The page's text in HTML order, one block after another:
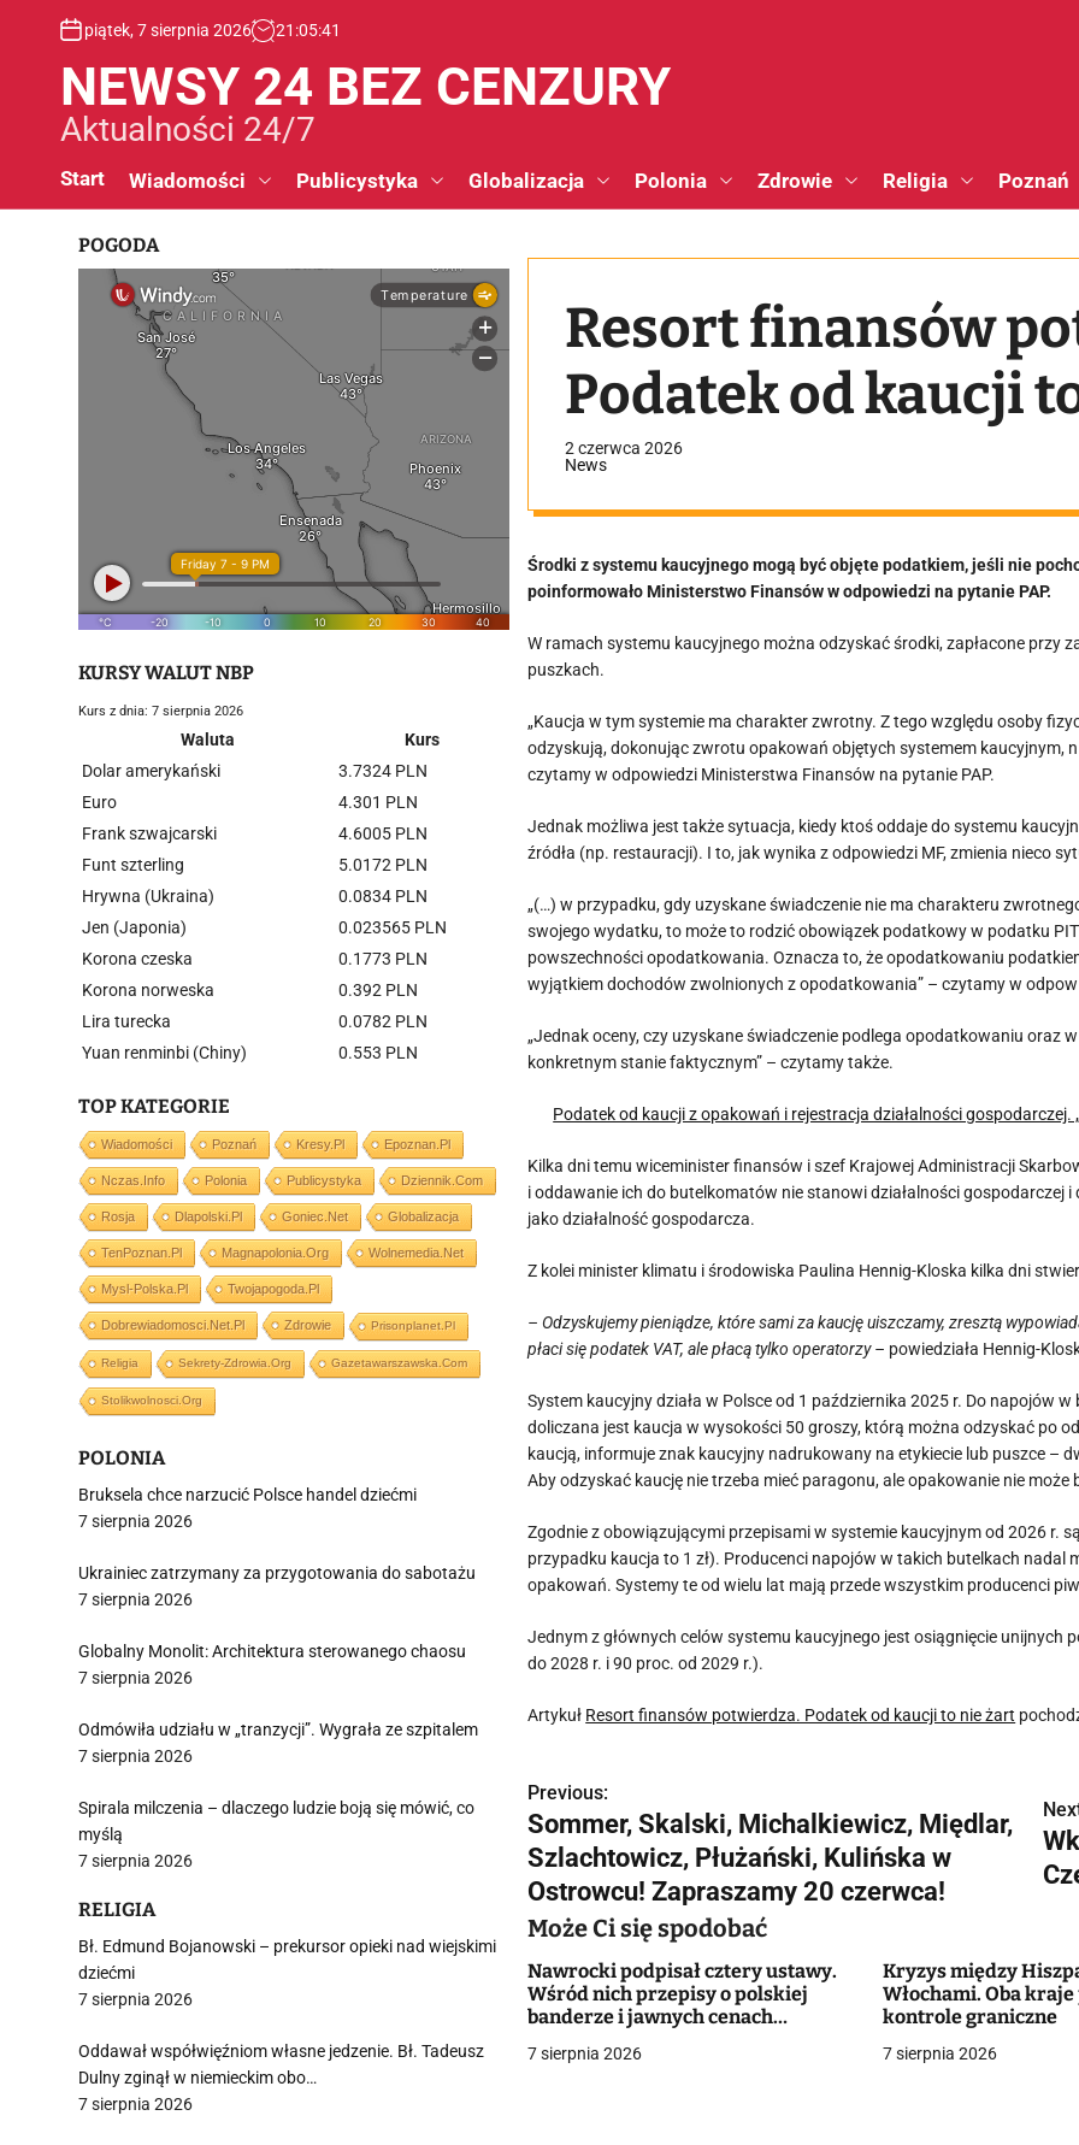
piątek, 7 sierpnia 2026 21 :05:42
NEWSY 24 BEZ CENZURY
Aktualności 24/7
Start Wiadomości Publicystyka Globalizacja Polonia Zdrowie Religia Poznań
Resort finansów
Podatek od kaucji
2 czerwca 2026
News
Środki z systemu kaucyjnego mogą być objęte podatkiem, jeśli nie
poinformowało Ministerstwo Finansów w odpowiedzi na pytanie PAP.
W ramach systemu kaucyjnego można odzyskać środki, zapłacone
puszkach.
„Kaucja w tym systemie ma charakter zwrotny. Z tego względu osoby
odzyskują, dokonując zwrotu opakowań objętych systemem kaucyjnym,
czytamy w odpowiedzi Ministerstwa Finansów na pytanie PAP.
Jednak możliwa jest także sytuacja, kiedy ktoś oddaje do systemu
źródła (np. restauracji). I to, jak wynika z odpowiedzi MF, zmienia nieco
„(…) w przypadku, gdy uzyskane świadczenie nie ma charakteru
swojego wydatku, to może to rodzić obowiązek podatkowy w podatku
powszechności opodatkowania. Oznacza to, że opodatkowaniu
wyjątkiem dochodów zwolnionych z opodatkowania” – czytamy w
„Jednak oceny, czy uzyskane świadczenie podlega opodatkowaniu oraz
konkretnym stanie faktycznym” – czytamy także.
Podatek od kaucji z opakowań i rejestracja działalności gospodarczej.
Kilka dni temu wiceminister finansów i szef Krajowej Administracji
i oddawanie ich do butelkomatów nie stanowi działalności gospodarczej
jako działalność gospodarcza.
Z kolei minister klimatu i środowiska Paulina Hennig-Kloska kilka dni
– Odzyskujemy pieniądze, które sami za kaucję uiszczamy, zresztą
płaci się podatek VAT, ale płacą tylko operatorzy – powiedziała Hennig-
System kaucyjny działa w Polsce od 1 października 2025 r. Do napojów
doliczana jest kaucja w wysokości 50 groszy, którą można odzyskać po
kaucją, informuje znak kaucyjny nadrukowany na etykiecie lub puszce –
Aby odzyskać kaucję nie trzeba mieć paragonu, ale opakowanie nie może
Zgodnie z obowiązującymi przepisami w systemie kaucyjnym od 2026 r.
przypadku kaucja to 1 zł). Producenci napojów w takich butelkach nadal
opakowań. Systemy te od wielu lat mają przede wszystkim producenci
Jednym z głównych celów systemu kaucyjnego jest osiągnięcie
do 2028 r. i 90 proc. od 2029 r.).
Artykuł Resort finansów potwierdza. Podatek od kaucji to nie żart
N
a
w
i
g
a
Previous:
Sommer, Skalski, Michalkiewicz, Międlar,
Szlachtowicz, Płużański, Kulińska w
Ostrowcu! Zapraszamy 20 czerwca!
Może Ci się spodobać
Nawrocki podpisał cztery ustawy.
Wśród nich przepisy o polskiej
banderze i jawnych cenach
7 sierpnia 2026
Kryzys między
Włochami. Oba
kontrole graniczne
7 sierpnia 2026
POGODA
KURSY WALUT NBP
Kurs z dnia: 7 sierpnia 2026
Waluta
Kurs
Dolar amerykański
3.7324 PLN
Euro
4.301 PLN
Frank szwajcarski
4.6005 PLN
Funt szterling
5.0172 PLN
Hrywna (Ukraina)
0.0834 PLN
Jen (Japonia)
0.023565 PLN
Korona czeska
0.1773 PLN
Korona norweska
0.392 PLN
Lira turecka
0.0782 PLN
Yuan renminbi (Chiny)
0.553 PLN
TOP KATEGORIE
Wiadomości Poznań Kresy.pl Epoznan.pl
Nczas.info Polonia Publicystyka Dziennik.com
Rosja Dlapolski.pl Goniec.net Globalizacja
TenPoznan.pl Magnapolonia.org Wolnemedia.net
Mysl-Polska.pl Twojapogoda.pl
Dobrewiadomosci.net.pl Zdrowie Prisonplanet.pl
Religia Sekrety-Zdrowia.org Gazetawarszawska.com
Stolikwolnosci.org
POLONIA
Bruksela chce narzucić Polsce handel dziećmi
7 sierpnia 2026
Ukrainiec zatrzymany za przygotowania do sabotażu
7 sierpnia 2026
Globalny Monolit: Architektura sterowanego chaosu
7 sierpnia 2026
Odmówiła udziału w „tranzycji”. Wygrała ze szpitalem
7 sierpnia 2026
Spirala milczenia – dlaczego ludzie boją się mówić, co
myślą
7 sierpnia 2026
RELIGIA
Bł. Edmund Bojanowski – prekursor opieki nad wiejskimi
dziećmi
7 sierpnia 2026
Oddawał współwięźniom własne jedzenie. Bł. Tadeusz
Dulny zginął w niemieckim obo…
7 sierpnia 2026